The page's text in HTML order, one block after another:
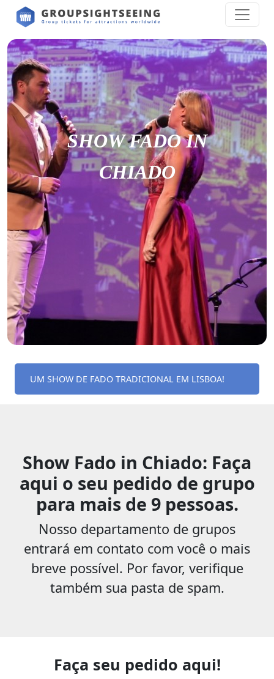
SHOW FADO IN
CHIADO
UM SHOW DE FADO TRADICIONAL EM LISBOA!
Show Fado in Chiado: Faça
aqui o seu pedido de grupo
para mais de 9 pessoas.
Nosso departamento de grupos
entrará em contato com você o mais
breve possível. Por favor, verifique
também sua pasta de spam.
Faça seu pedido aqui!